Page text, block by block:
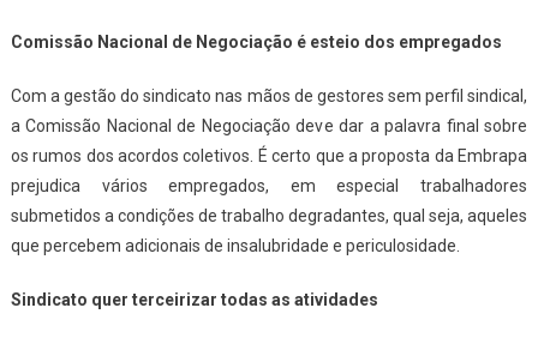
Comissão Nacional de Negociação é esteio dos empregados
Com a gestão do sindicato nas mãos de gestores sem perfil sindical,
a Comissão Nacional de Negociação deve dar a palavra final sobre
os rumos dos acordos coletivos. É certo que a proposta da Embrapa
prejudica vários empregados, em especial trabalhadores
submetidos a condições de trabalho degradantes, qual seja, aqueles
que percebem adicionais de insalubridade e periculosidade.
Sindicato quer terceirizar todas as atividades